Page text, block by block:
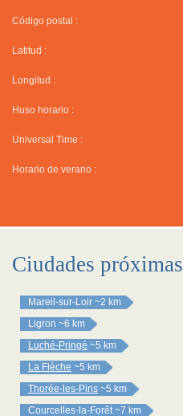
Código postal :
Latitud :
Longitud :
Huso horario :
Universal Time :
Horario de verano :
Ciudades próximas
Mareil-sur-Loir ~2 km
Ligron ~6 km
Luché-Pringé ~5 km
La Flèche ~5 km
Thorée-les-Pins ~5 km
Courcelles-la-Forêt ~7 km